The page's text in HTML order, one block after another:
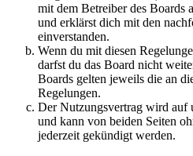
mit dem Betreiber des Boards
und erklärst dich mit den
einverstanden.
Wenn du mit diesen
darfst du das Board nicht
Boards gelten jeweils die an
Regelungen.
Der Nutzungsvertrag wird auf
und kann von beiden Seiten
jederzeit gekündigt werden.